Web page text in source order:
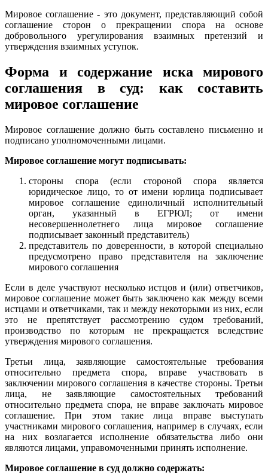
Мировое соглашение - это документ, представляющий собой
соглашение сторон о прекращении спора на основе
добровольного урегулирования взаимных претензий и
утверждения взаимных уступок.
Форма и содержание иска мирового
соглашения в суд: как составить
мировое соглашение
Мировое соглашение должно быть составлено письменно и
подписано уполномоченными лицами.
Мировое соглашение могут подписывать:
стороны спора (если стороной спора является
юридическое лицо, то от имени юрлица подписывает
мировое соглашение единоличный исполнительный
орган, указанный в ЕГРЮЛ; от имени
несовершеннолетнего лица мировое соглашение
подписывает законный представитель)
представитель по доверенности, в которой специально
предусмотрено право представителя на заключение
мирового соглашения
Если в деле участвуют несколько истцов и (или) ответчиков,
мировое соглашение может быть заключено как между всеми
истцами и ответчиками, так и между некоторыми из них, если
это не препятствует рассмотрению судом требований,
производство по которым не прекращается вследствие
утверждения мирового соглашения.
Третьи лица, заявляющие самостоятельные требования
относительно предмета спора, вправе участвовать в
заключении мирового соглашения в качестве стороны. Третьи
лица, не заявляющие самостоятельных требований
относительно предмета спора, не вправе заключать мировое
соглашение. При этом такие лица вправе выступать
участниками мирового соглашения, например в случаях, если
на них возлагается исполнение обязательства либо они
являются лицами, управомоченными принять исполнение.
Мировое соглашение в суд должно содержать: